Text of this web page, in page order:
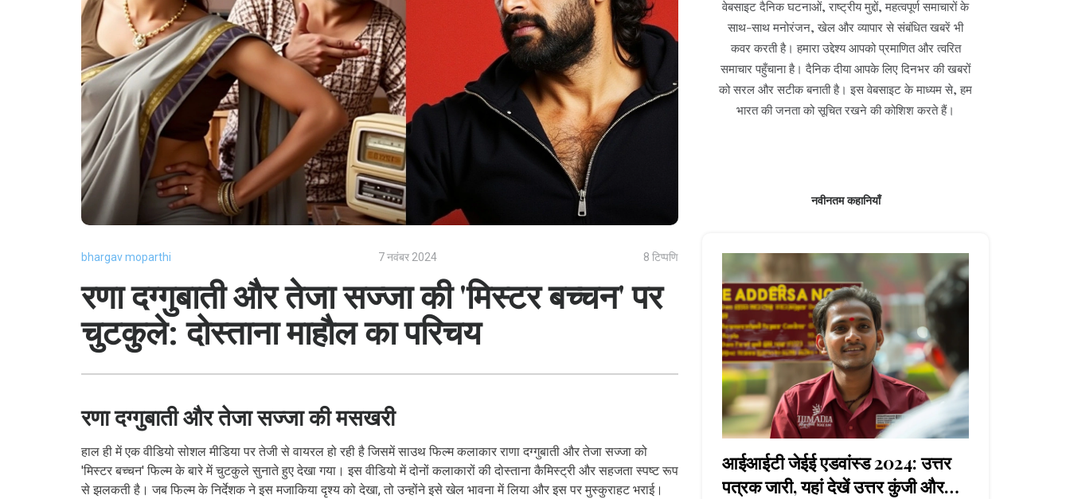
bhargav moparthi 7 नवंबर 2024 8 टिप्पणि
रणा दग्गुबाती और तेजा सज्जा की 'मिस्टर बच्चन' पर
चुटकुले: दोस्ताना माहौल का परिचय
रणा दग्गुबाती और तेजा सज्जा की मसखरी
हाल ही में एक वीडियो सोशल मीडिया पर तेजी से वायरल हो रही है जिसमें साउथ फिल्म कलाकार राणा दग्गुबाती और तेजा सज्जा को
'मिस्टर बच्चन' फिल्म के बारे में चुटकुले सुनाते हुए देखा गया। इस वीडियो में दोनों कलाकारों की दोस्ताना कैमिस्ट्री और सहजता स्पष्ट रूप
से झलकती है। जब फिल्म के निर्देशक ने इस मजाकिया दृश्य को देखा, तो उन्होंने इसे खेल भावना में लिया और इस पर मुस्कुराहट भराई।
वेबसाइट दैनिक घटनाओं, राष्ट्रीय मुद्दों, महत्वपूर्ण समाचारों के
साथ-साथ मनोरंजन, खेल और व्यापार से संबंधित खबरें भी
कवर करती है। हमारा उद्देश्य आपको प्रमाणित और त्वरित
समाचार पहुँचाना है। दैनिक दीया आपके लिए दिनभर की खबरों
को सरल और सटीक बनाती है। इस वेबसाइट के माध्यम से, हम
भारत की जनता को सूचित रखने की कोशिश करते हैं।
नवीनतम कहानियाँ
आईआईटी जेईई एडवांस्ड 2024: उत्तर
पत्रक जारी, यहां देखें उत्तर कुंजी और